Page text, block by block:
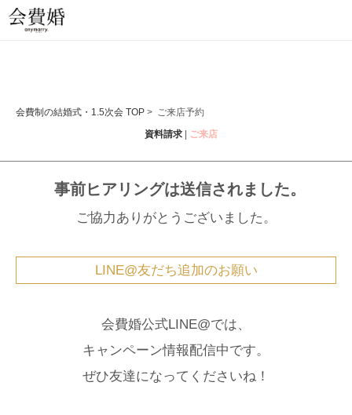
会費制の結婚式・1.5次会 TOP > ご来店予約
資料請求| ご来店
事前ヒアリングは送信されました。
ご協力ありがとうございました。
LINE@友だち追加のお願い
会費婚公式LINE@では、
キャンペーン情報配信中です。
ぜひ友達になってくださいね！